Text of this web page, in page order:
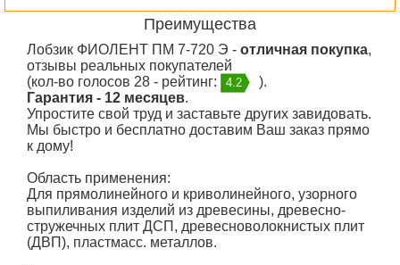
Преимущества
Лобзик ФИОЛЕНТ ПМ 7-720 Э - отличная покупка,
отзывы реальных покупателей
(кол-во голосов 28 - рейтинг:
4.2
).
Гарантия - 12 месяцев.
Упростите свой труд и заставьте других завидовать.
Мы быстро и бесплатно доставим Ваш заказ прямо
к дому!
Область применения:
Для прямолинейного и криволинейного, узорного
выпиливания изделий из древесины, древесно-
стружечных плит ДСП, древесноволокнистых плит
(ДВП), пластмасс. металлов.